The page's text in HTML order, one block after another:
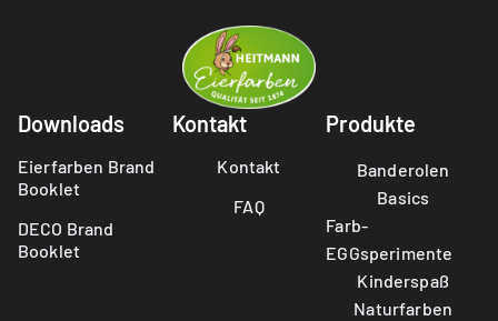
Downloads
Eierfarben Brand
Booklet
DECO Brand
Booklet
Kontakt
Kontakt
FAQ
Produkte
Banderolen
Basics
Farb-
EGGsperimente
Kinderspaß
Naturfarben